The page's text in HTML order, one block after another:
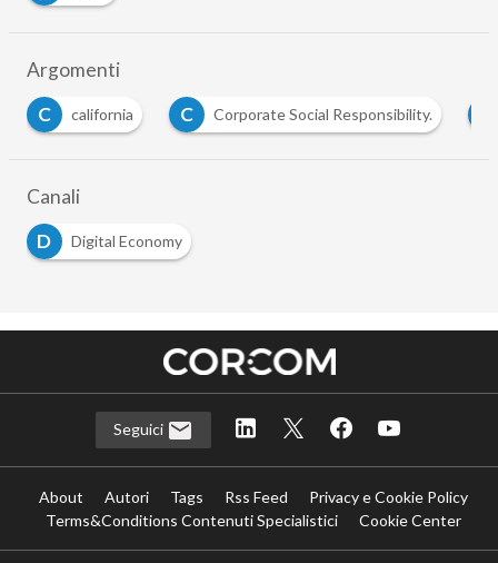
Argomenti
california Corporate Social Responsibility.
Canali
D
Digital Economy
Seguici
About Autori Tags Rss Feed
Privacy e Cookie Policy
Terms&Conditions Contenuti Specialistici
Cookie Center